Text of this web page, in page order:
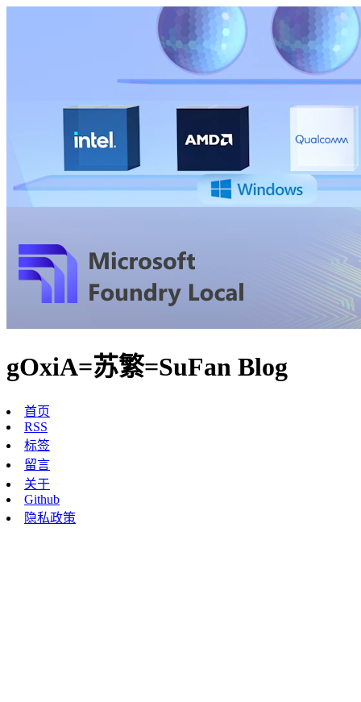
gOxiA=苏繁=SuFan Blog
首页
RSS
标签
留言
关于
Github
隐私政策